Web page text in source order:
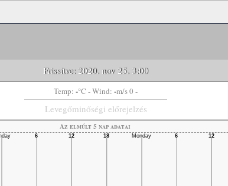
Frissítve: 2020. nov 25. 3:00
Temp: -°C - Wind: -m/s 0 -
Levegőminőségi előrejelzés
Az elmúlt 5 nap adatai